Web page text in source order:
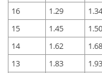
16
1.29
15
1.45 1.50
14
1.62 1.68
13
1.83 1.93